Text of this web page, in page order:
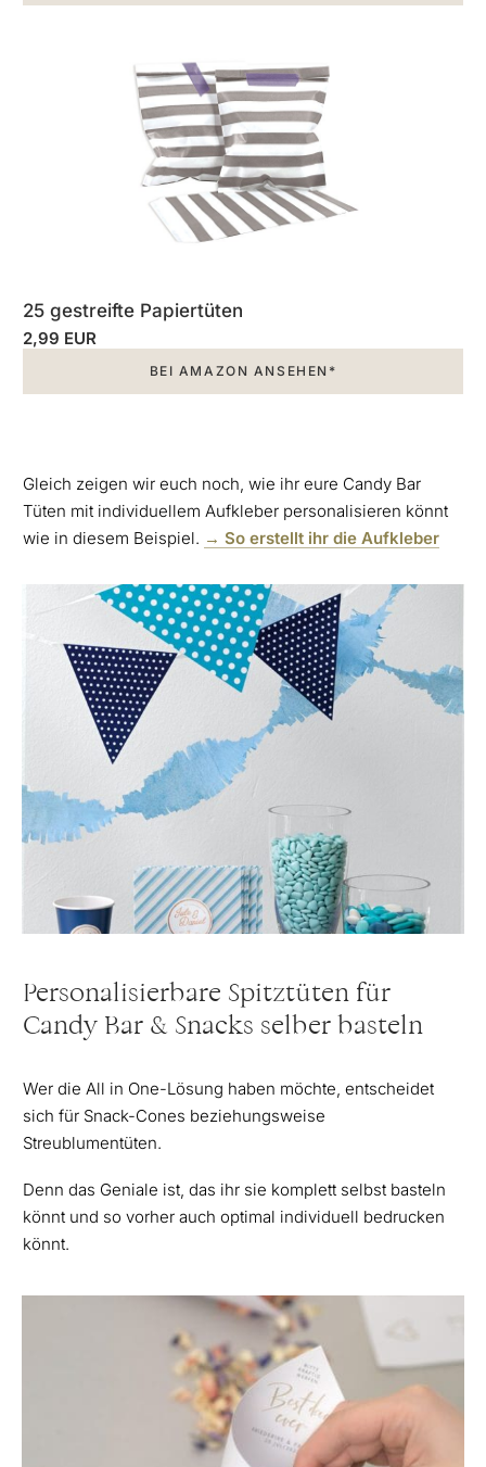
25 gestreifte Papiertüten
2,99 EUR
BEI AMAZON ANSEHEN*
Gleich zeigen wir euch noch, wie ihr eure Candy Bar
Tüten mit individuellem Aufkleber personalisieren könnt
wie in diesem Beispiel. → So erstellt ihr die Aufkleber
Personalisierbare Spitztüten für
Candy Bar & Snacks selber basteln
Wer die All in One-Lösung haben möchte, entscheidet
sich für Snack-Cones beziehungsweise
Streublumentüten.
Denn das Geniale ist, das ihr sie komplett selbst basteln
könnt und so vorher auch optimal individuell bedrucken
könnt.